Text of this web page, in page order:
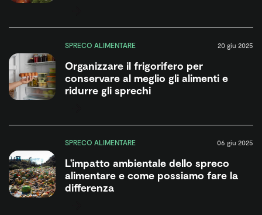
SPRECO ALIMENTARE 20 giu 2025
Organizzare il frigorifero per
conservare al meglio gli alimenti e
ridurre gli sprechi
SPRECO ALIMENTARE 06 giu 2025
L'impatto ambientale dello spreco
alimentare e come possiamo fare la
differenza